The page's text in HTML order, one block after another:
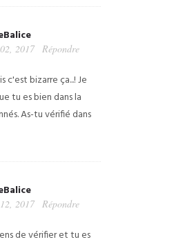
2017 Répondre
c'est bizarre ça...! Je
tu es bien dans la
As-tu vérifié dans
2017 Répondre
de vérifier et tu es